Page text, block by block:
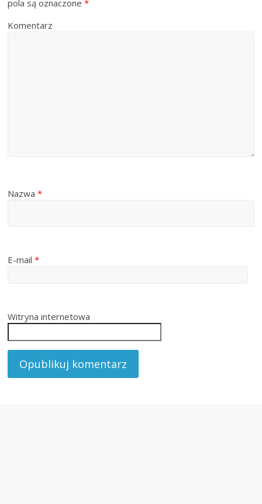
pola są oznaczone*
Komentarz
Nazwa*
E-mail*
Witryna internetowa